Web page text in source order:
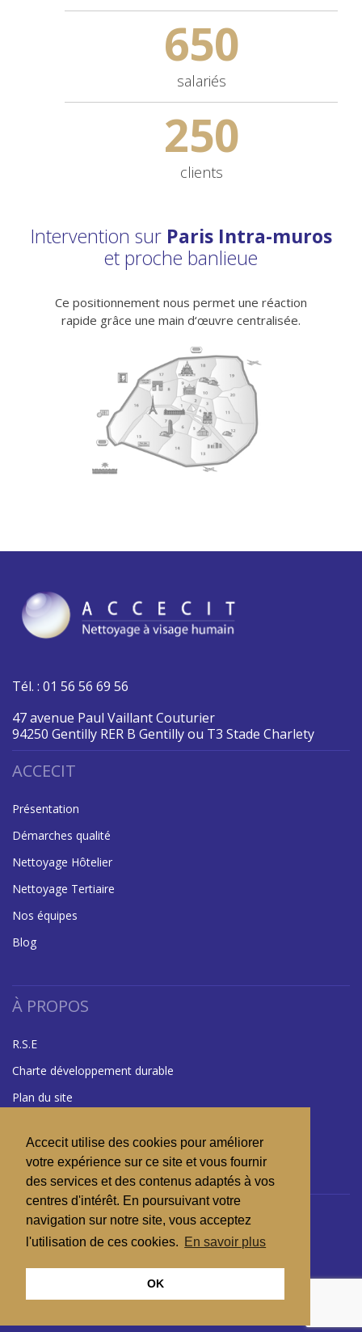
Accecit utilise des cookies pour améliorer
votre expérience sur ce site et vous fournir
des services et des contenus adaptés à vos
centres d'intérêt. En poursuivant votre
navigation sur notre site, vous acceptez
l'utilisation de ces cookies. En savoir plus
OK
650
salariés
250
clients
Intervention sur Paris Intra-muros
et proche banlieue
Ce positionnement nous permet une réaction
rapide grâce une main d‘œuvre centralisée.
Tél. : 01 56 56 69 56
47 avenue Paul Vaillant Couturier
94250 Gentilly RER B Gentilly ou T3 Stade Charlety
ACCECIT
Présentation
Démarches qualité
Nettoyage Hôtelier
Nettoyage Tertiaire
Nos équipes
Blog
À PROPOS
R.S.E
Charte développement durable
Plan du site
Glossaire
RÉSEAUX SOCIAUX